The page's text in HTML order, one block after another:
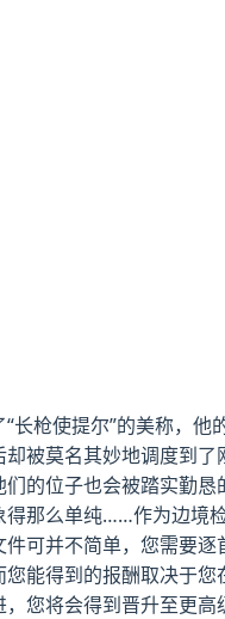
长枪使提尔”的美称，
被莫名其妙地调度到
的位子也会被踏实勤
那么单纯……作为边境
可并不简单，您需要
能得到的报酬取决于
您将会得到晋升至更